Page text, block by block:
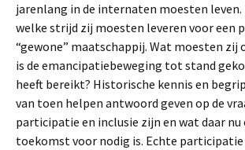
jarenlang in de internaten moesten
welke strijd zij moesten leveren voor een
“gewone” maatschappij. Wat moesten zij
is de emancipatiebeweging tot stand
heeft bereikt? Historische kennis en
van toen helpen antwoord geven op de
participatie en inclusie zijn en wat daar nu
toekomst voor nodig is. Echte participatie